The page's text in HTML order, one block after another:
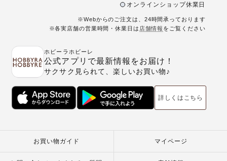
オンラインショップ休業日
※Webからのご注文は、24時間承っております
※各実店舗の営業時間・休業日は 店舗情報 をご覧ください
ホビーラホビーレ
公式アプリで最新情報をお届け！
サクサク見られて、楽しいお買い物♪
詳しくはこちら
お買い物ガイド マイページ